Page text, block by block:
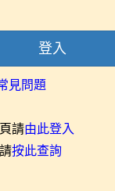
登入
見問題
請由此登入
按此查詢